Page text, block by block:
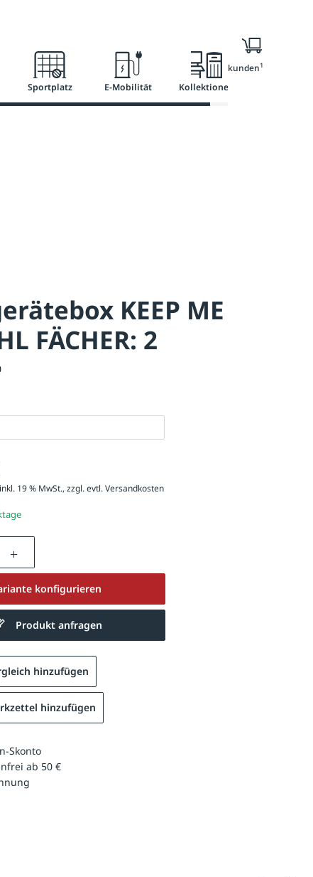
Sportplatz E-Mobilität Kollektionen
Nur für Geschäftskunden1
KEEP ME
FÄCHER: 2
19 % MwSt., zzgl. evtl.Versandkosten
Gib den gewünschten Wert ein oder
konfigurieren
Produkt anfragen
hinzufügen
hinzufügen
Skonto
ab 50 €